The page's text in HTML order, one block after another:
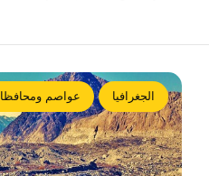
الجغرافيا عواصم